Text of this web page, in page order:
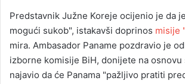
Predstavnik Južne Koreje ocijenio je da
mogući sukob", istakavši doprinos misije
mira. Ambasador Paname pozdravio je
izborne komisije BiH, donijete na osnovu
najavio da će Panama "pažljivo pratiti